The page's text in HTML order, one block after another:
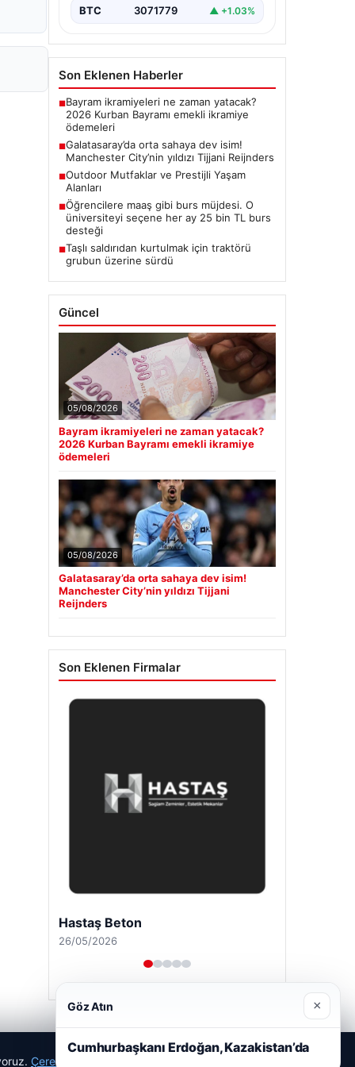
BTC 3071779 ▲ +1.03%
Son Eklenen Haberler
■Bayram ikramiyeleri ne zaman yatacak?
2026 Kurban Bayramı emekli ikramiye
ödemeleri
■Galatasaray’da orta sahaya dev isim!
Manchester City’nin yıldızı Tijjani Reijnders
■Outdoor Mutfaklar ve Prestijli Yaşam
Alanları
■Öğrencilere maaş gibi burs müjdesi. O
üniversiteyi seçene her ay 25 bin TL burs
desteği
■Taşlı saldırıdan kurtulmak için traktörü
grubun üzerine sürdü
Güncel
05/08/2026
Bayram ikramiyeleri ne zaman yatacak?
2026 Kurban Bayramı emekli ikramiye
ödemeleri
05/08/2026
Galatasaray’da orta sahaya dev isim!
Manchester City’nin yıldızı Tijjani
Reijnders
Son Eklenen Firmalar
Hastaş Beton
26/05/2026
Çerez Politikamız
Göz Atın ×
Cumhurbaşkanı Erdoğan, Kazakistan’da